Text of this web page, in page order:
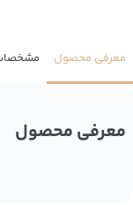
معرفی محصول
معرفی محصول